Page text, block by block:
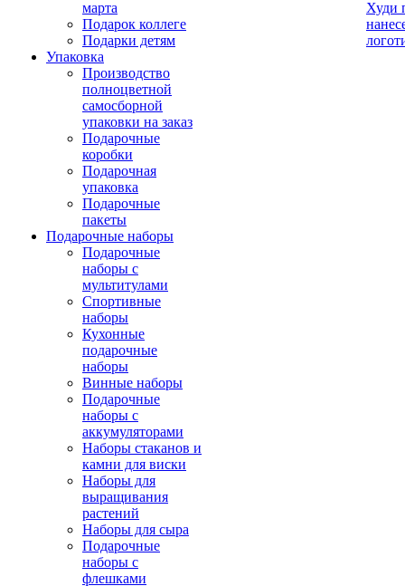
марта
Подарок коллеге
Подарки детям
Упаковка
Производство
полноцветной
самосборной
упаковки на заказ
Подарочные
коробки
Подарочная
упаковка
Подарочные
пакеты
Подарочные наборы
Подарочные
наборы с
мультитулами
Спортивные
наборы
Кухонные
подарочные
наборы
Винные наборы
Подарочные
наборы с
аккумуляторами
Наборы стаканов и
камни для виски
Наборы для
выращивания
растений
Наборы для сыра
Подарочные
наборы с
флешками
Худи